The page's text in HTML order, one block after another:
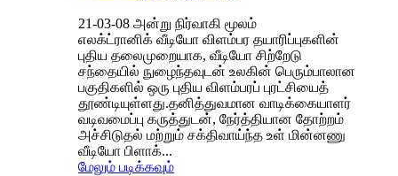
21-03-08 அன்று நிர்வாகி மூலம்
எலக்ட்ரானிக் வீடியோ விளம்பர தயாரிப்புகளின்
புதிய தலைமுறையாக, வீடியோ சிற்றேடு
சந்தையில் நுழைந்தவுடன் உலகின் பெரும்பாலான
பகுதிகளில் ஒரு புதிய விளம்பரப் புரட்சியைத்
தூண்டியுள்ளது.தனித்துவமான வாடிக்கையாளர்
வடிவமைப்பு கருத்துடன், நேர்த்தியான தோற்றம்
அச்சிடுதல் மற்றும் சக்திவாய்ந்த உள் மின்னணு
வீடியோ பிளாக்...
மேலும் படிக்கவும்